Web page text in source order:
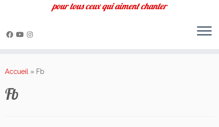
au
pour tous ceux qui aiment chanter
Accueil » Fb
Fb